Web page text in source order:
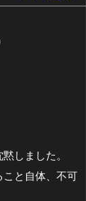
しました。
こと自体、不可